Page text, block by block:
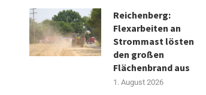
Reichenberg:
Flexarbeiten an
Strommast lösten
den großen
Flächenbrand aus
1. August 2026